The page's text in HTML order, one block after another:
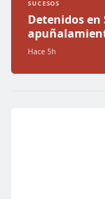
SUCESOS
Detenidos
Hace 5h